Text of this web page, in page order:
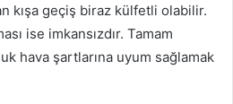
kışa geçiş biraz külfetli olabilir.
ise imkansızdır. Tamam
hava şartlarına uyum sağlamak